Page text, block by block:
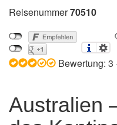
Reisenummer70510
Bewertung: 3
Australien